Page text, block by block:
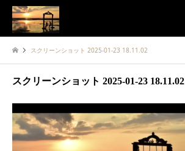
スクリーンショット 2025-01-23 18.11.02
スクリーンショット 2025-01-23 18.11.02